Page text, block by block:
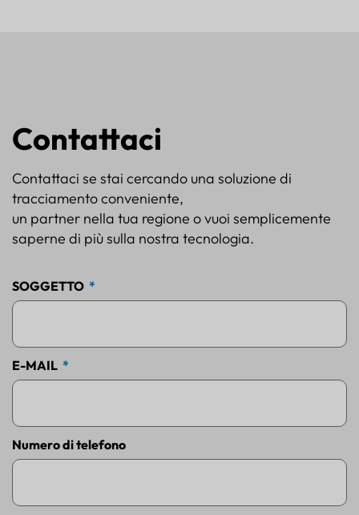
Contattaci
Contattaci se stai cercando una soluzione di
tracciamento conveniente,
un partner nella tua regione o vuoi semplicemente
saperne di più sulla nostra tecnologia.
SOGGETTO
E-MAIL
Numero di telefono